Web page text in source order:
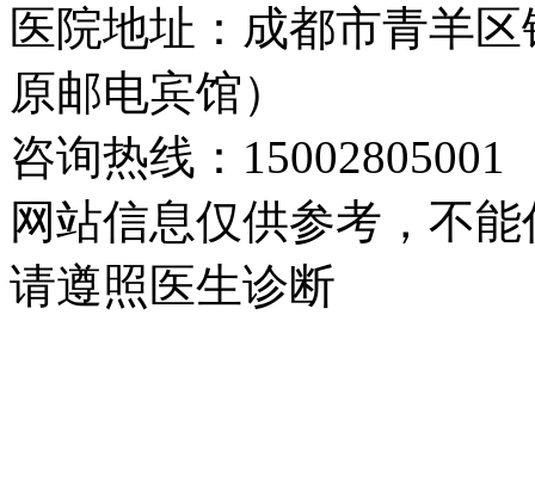
医院地址：成都市青羊
原邮电宾馆）
咨询热线：15002805001
网站信息仅供参考，不
请遵照医生诊断